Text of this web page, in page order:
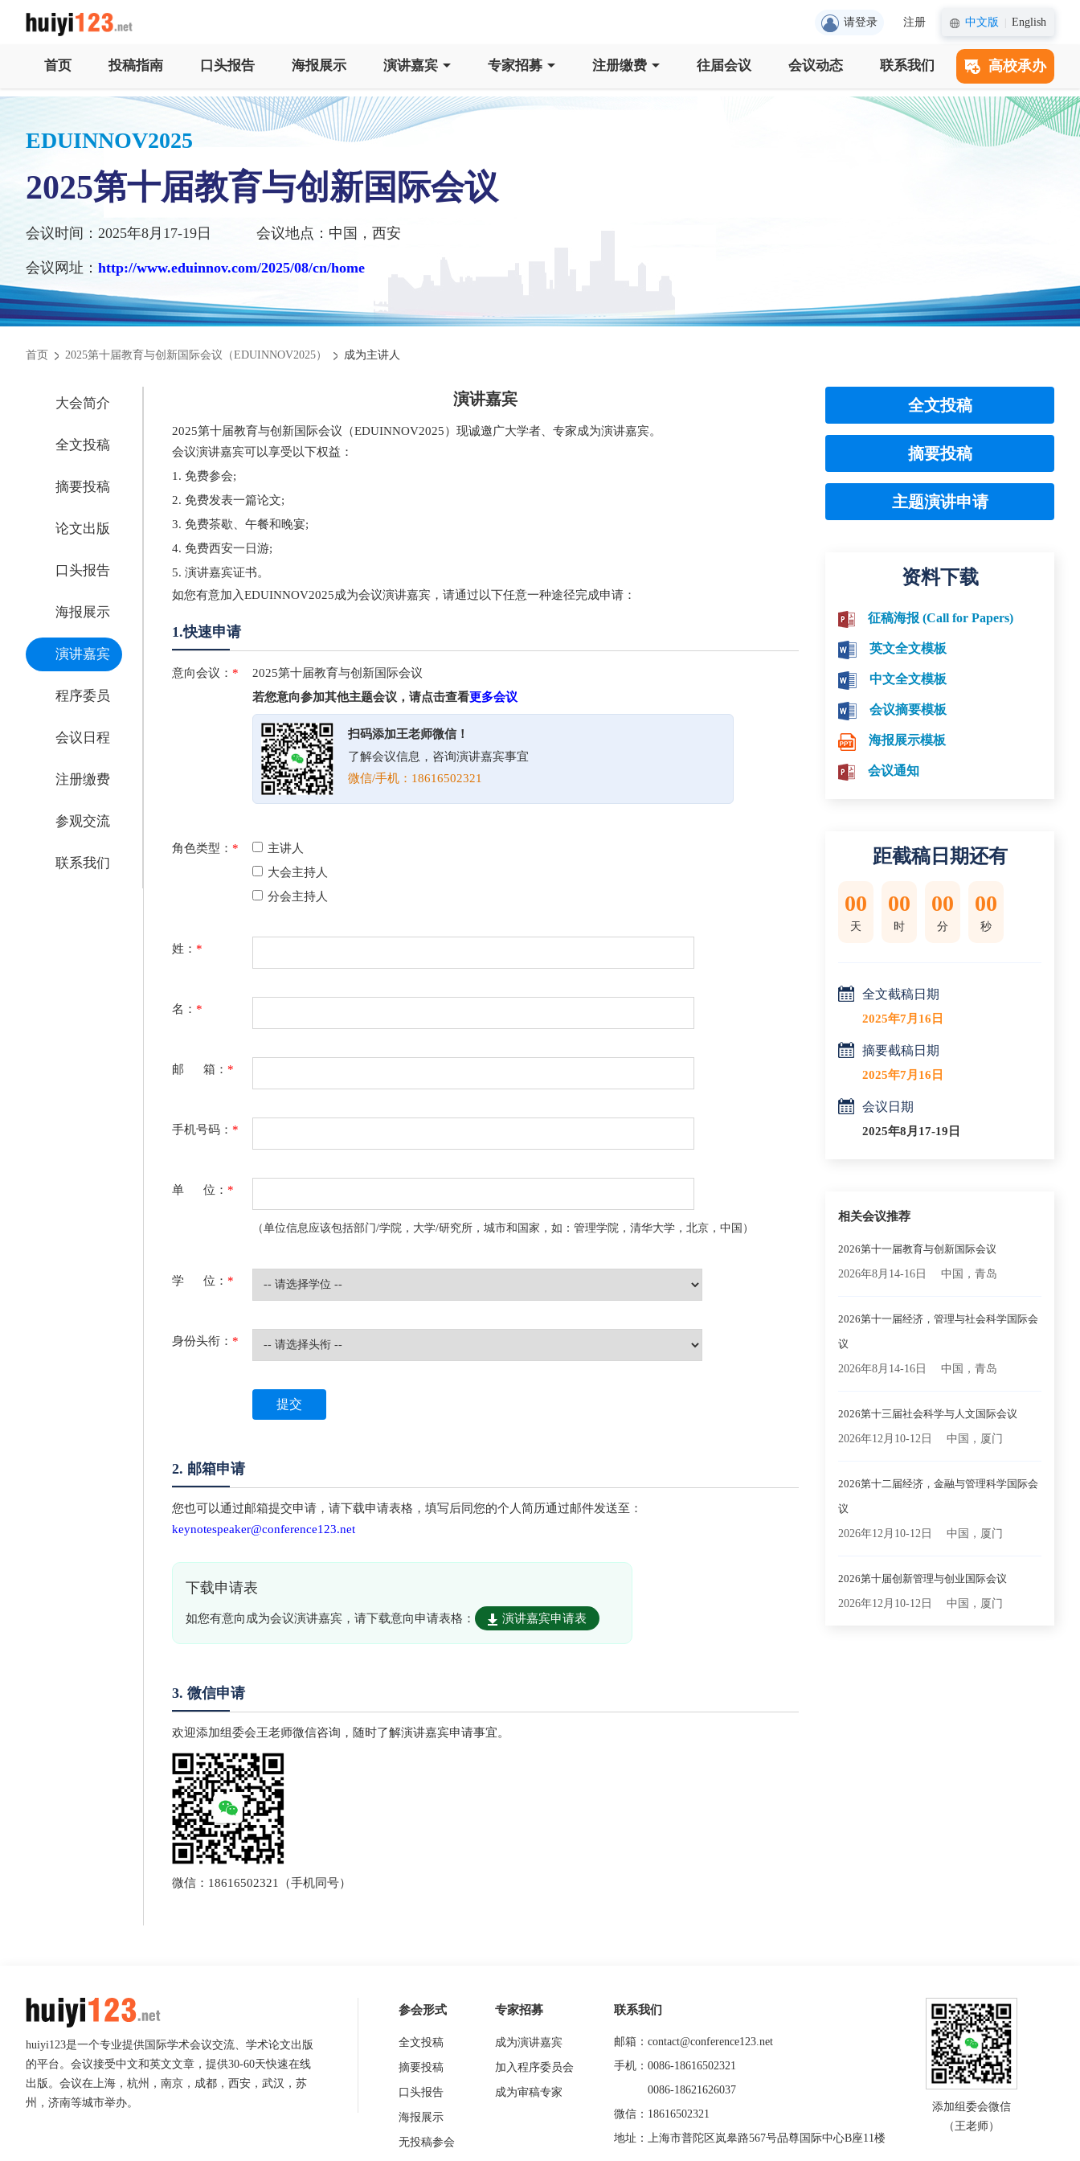
请登录 注册 中文版 English
首页 投稿指南 口头报告 海报展示 演讲嘉宾 专家招募 注册缴费 往届会议 会议动态 联系我们 高校承办
EDUINNOV2025
2025第十届教育与创新国际会议
会议时间：2025年8月17-19日 会议地点：中国，西安
会议网址： http://www.eduinnov.com/2025/08/cn/home
首页 2025第十届教育与创新国际会议（EDUINNOV2025） 成为主讲人
大会简介
全文投稿
摘要投稿
论文出版
口头报告
海报展示
演讲嘉宾
程序委员
会议日程
注册缴费
参观交流
联系我们
演讲嘉宾
2025第十届教育与创新国际会议（EDUINNOV2025）现诚邀广大学者、专家成为演讲嘉宾。
会议演讲嘉宾可以享受以下权益：
1. 免费参会;
2. 免费发表一篇论文;
3. 免费茶歇、午餐和晚宴;
4. 免费西安一日游;
5. 演讲嘉宾证书。
如您有意加入EDUINNOV2025成为会议演讲嘉宾，请通过以下任意一种途径完成申请：
1.快速申请
意向会议： *
2025第十届教育与创新国际会议
若您意向参加其他主题会议，请点击查看更多会议
扫码添加王老师微信！
了解会议信息，咨询演讲嘉宾事宜
微信/手机：18616502321
角色类型： *
主讲人
大会主持人
分会主持人
姓： *
名： *
邮 箱： *
手机号码： *
单 位： *
（单位信息应该包括部门/学院，大学/研究所，城市和国家，如：管理学院，清华大学，北京，中国）
学 位： *
身份头衔： *
2. 邮箱申请
您也可以通过邮箱提交申请，请下载申请表格，填写后同您的个人简历通过邮件发送至：
keynotespeaker@conference123.net
下载申请表
如您有意向成为会议演讲嘉宾，请下载意向申请表格： 演讲嘉宾申请表
3. 微信申请
欢迎添加组委会王老师微信咨询，随时了解演讲嘉宾申请事宜。
微信：18616502321（手机同号）
全文投稿
摘要投稿
主题演讲申请
资料下载
征稿海报 (Call for Papers)
英文全文模板
中文全文模板
会议摘要模板
海报展示模板
会议通知
距截稿日期还有
00
天
00
时
00
分
00
秒
全文截稿日期
2025年7月16日
摘要截稿日期
2025年7月16日
会议日期
2025年8月17-19日
相关会议推荐
2026第十一届教育与创新国际会议
2026年8月14-16日 中国，青岛
2026第十一届经济，管理与社会科学国际会
议
2026年8月14-16日 中国，青岛
2026第十三届社会科学与人文国际会议
2026年12月10-12日 中国，厦门
2026第十二届经济，金融与管理科学国际会
议
2026年12月10-12日 中国，厦门
2026第十届创新管理与创业国际会议
2026年12月10-12日 中国，厦门
huiyi123是一个专业提供国际学术会议交流、学术论文出版
的平台。会议接受中文和英文文章，提供30-60天快速在线
出版。会议在上海，杭州，南京，成都，西安，武汉，苏
州，济南等城市举办。
参会形式
全文投稿
摘要投稿
口头报告
海报展示
无投稿参会
专家招募
成为演讲嘉宾
加入程序委员会
成为审稿专家
联系我们
邮箱：contact@conference123.net
手机：0086-18616502321
0086-18621626037
微信：18616502321
地址：上海市普陀区岚皋路567号品尊国际中心B座11楼
添加组委会微信
（王老师）